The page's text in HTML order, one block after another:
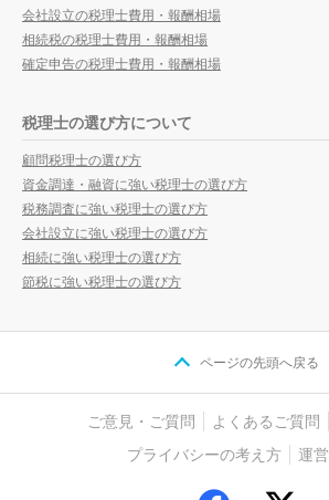
会社設立の税理士費用・報酬相場
相続税の税理士費用・報酬相場
確定申告の税理士費用・報酬相場
税理士の選び方について
顧問税理士の選び方
資金調達・融資に強い税理士の選び方
税務調査に強い税理士の選び方
会社設立に強い税理士の選び方
相続に強い税理士の選び方
節税に強い税理士の選び方
ページの先頭へ戻る
ご意見・ご質問 よくあるご質問
プライバシーの考え方
運